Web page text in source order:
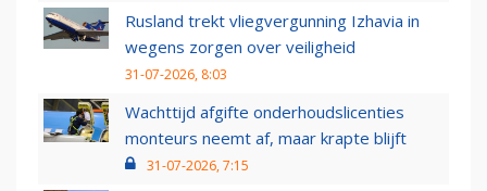
Rusland trekt vliegvergunning Izhavia in
wegens zorgen over veiligheid
31-07-2026, 8:03
Wachttijd afgifte onderhoudslicenties
monteurs neemt af, maar krapte blijft
31-07-2026, 7:15